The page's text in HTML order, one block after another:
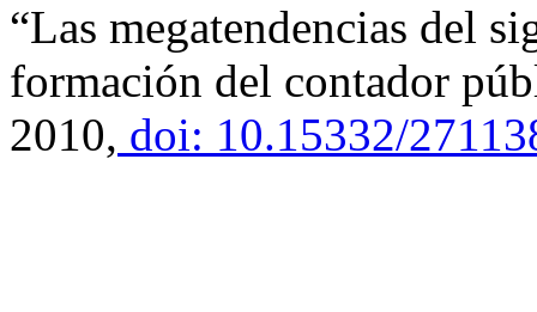
“Las megatendencias del
formación del contador
2010, doi: 10.15332/